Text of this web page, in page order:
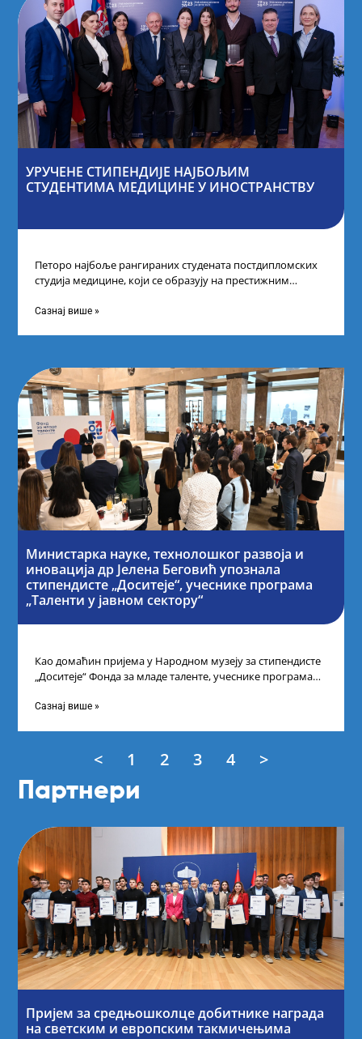
УРУЧЕНЕ СТИПЕНДИЈЕ НАЈБОЉИМ
СТУДЕНТИМА МЕДИЦИНЕ У ИНОСТРАНСТВУ
Петоро најбоље рангираних студената постдипломских
студија медицине, који се образују на престижним
стипендије од
Сазнај више »
Министарка науке, технолошког развоја и
иновација др Јелена Беговић упознала
стипендисте „Доситеје“, учеснике програма
„Таленти у јавном сектору“
Као домаћин пријема у Народном музеју за стипендисте
„Доситеје“ Фонда за младе таленте, учеснике програма
Сазнај више »
< 1 2 3 4 >
Партнери
Пријем за средњошколце добитнике награда
на светским и европским такмичењима